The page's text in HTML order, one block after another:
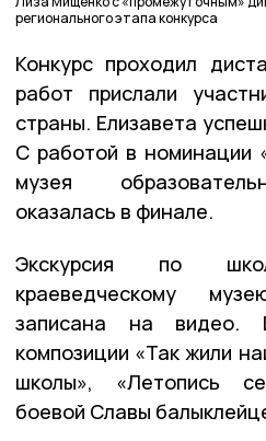
регионального этапа конкурса
Конкурс проходил
работ прислали
страны. Елизавета
С работой в номинации
музея
оказалась в финале.
Экскурсия по
краеведческому
записана на видео.
композиции «Так жили
школы», «Летопись
боевой Славы